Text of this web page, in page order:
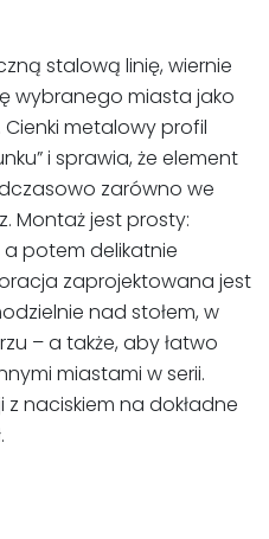
stalową linię, wiernie
wybranego miasta jako
metalowy profil
i sprawia, że element
zarówno we
Montaż jest prosty:
potem delikatnie
zaprojektowana jest
nad stołem, w
– a także, aby łatwo
miastami w serii.
naciskiem na dokładne